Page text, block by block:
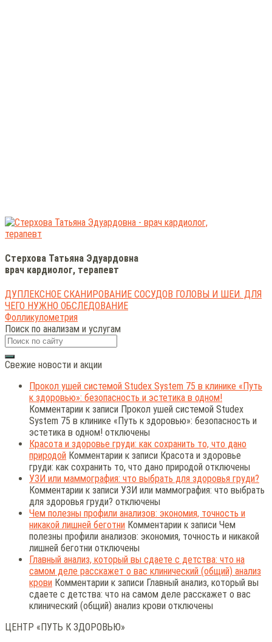
Стерхова Татьяна Эдуардовна
врач кардиолог, терапевт
ДУПЛЕКСНОЕ СКАНИРОВАНИЕ СОСУДОВ ГОЛОВЫ И ШЕИ. ДЛЯ
ЧЕГО НУЖНО ОБСЛЕДОВАНИЕ
Фолликулометрия
Поиск по анализам и услугам
Свежие новости и акции
Прокол ушей системой Studex System 75 в клинике «Путь
к здоровью»: безопасность и эстетика в одном!
Комментарии к записи Прокол ушей системой Studex
System 75 в клинике «Путь к здоровью»: безопасность и
эстетика в одном! отключены
Красота и здоровье груди: как сохранить то, что дано
природой Комментарии к записи Красота и здоровье
груди: как сохранить то, что дано природой отключены
УЗИ или маммография: что выбрать для здоровья груди?
Комментарии к записи УЗИ или маммография: что выбрать
для здоровья груди? отключены
Чем полезны профили анализов: экономия, точность и
никакой лишней беготни Комментарии к записи Чем
полезны профили анализов: экономия, точность и никакой
лишней беготни отключены
Главный анализ, который вы сдаете с детства: что на
самом деле расскажет о вас клинический (общий) анализ
крови Комментарии к записи Главный анализ, который вы
сдаете с детства: что на самом деле расскажет о вас
клинический (общий) анализ крови отключены
ЦЕНТР «ПУТЬ К ЗДОРОВЬЮ»